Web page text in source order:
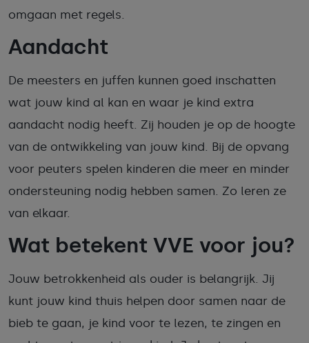
omgaan met regels.
Aandacht
De meesters en juffen kunnen goed inschatten
wat jouw kind al kan en waar je kind extra
aandacht nodig heeft. Zij houden je op de hoogte
van de ontwikkeling van jouw kind. Bij de opvang
voor peuters spelen kinderen die meer en minder
ondersteuning nodig hebben samen. Zo leren ze
van elkaar.
Wat betekent VVE voor jou?
Jouw betrokkenheid als ouder is belangrijk. Jij
kunt jouw kind thuis helpen door samen naar de
bieb te gaan, je kind voor te lezen, te zingen en